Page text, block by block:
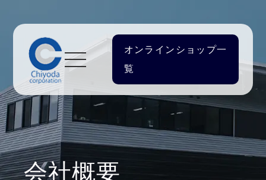
オンライン ショップ一
覧
会社概要